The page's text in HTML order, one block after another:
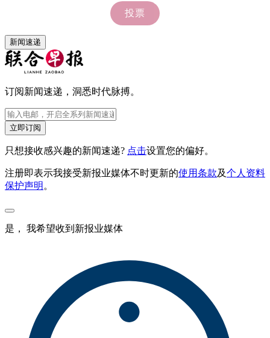
新闻速递
订阅新闻速递，洞悉时代脉搏。
立即订阅
只想接收感兴趣的新闻速递? 点击设置您的偏好。
注册即表示我接受新报业媒体不时更新的使用条款及个人资料
保护声明 。
是， 我希望收到新报业媒体